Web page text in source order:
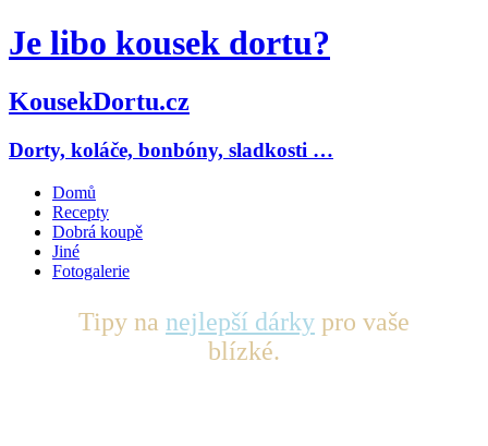
Je libo kousek dortu?
KousekDortu.cz
Dorty, koláče, bonbóny, sladkosti …
Domů
Recepty
Dobrá koupě
Jiné
Fotogalerie
Tipy na nejlepší dárky pro vaše
blízké.